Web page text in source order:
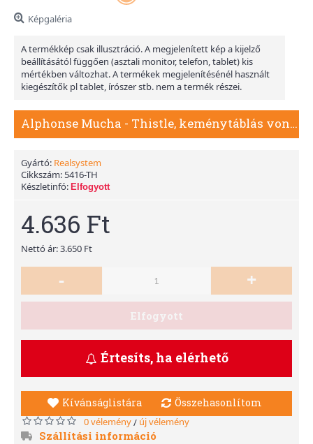
Képgaléria
A termékkép csak illusztráció. A megjelenített kép a kijelző
beállításától függően (asztali monitor, telefon, tablet) kis
mértékben változhat. A termékek megjelenítésénél használt
kiegészítők pl tablet, írószer stb. nem a termék részei.
Alphonse Mucha - Thistle, keménytáblás vonalas notesz
Gyártó: Realsystem
Cikkszám: 5416-TH
Készletinfó: Elfogyott
4.636 Ft
Nettó ár: 3.650 Ft
- +
Elfogyott
Értesíts, ha elérhető
Kívánságlistára Összehasonlítom
0 vélemény/ új vélemény
Szállítási információ